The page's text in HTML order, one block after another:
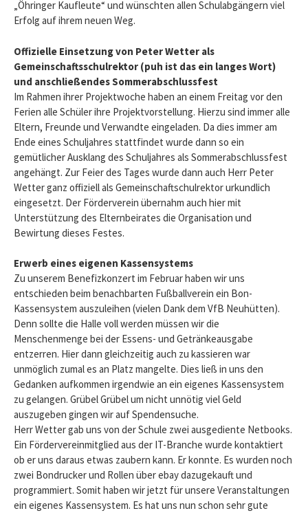
„Öhringer Kaufleute“ und wünschten allen Schulabgängern viel
Erfolg auf ihrem neuen Weg.
Offizielle Einsetzung von Peter Wetter als
Gemeinschaftsschulrektor (puh ist das ein langes Wort)
und anschließendes Sommerabschlussfest
Im Rahmen ihrer Projektwoche haben an einem Freitag vor den
Ferien alle Schüler ihre Projektvorstellung. Hierzu sind immer alle
Eltern, Freunde und Verwandte eingeladen. Da dies immer am
Ende eines Schuljahres stattfindet wurde dann so ein
gemütlicher Ausklang des Schuljahres als Sommerabschlussfest
angehängt. Zur Feier des Tages wurde dann auch Herr Peter
Wetter ganz offiziell als Gemeinschaftschulrektor urkundlich
eingesetzt. Der Förderverein übernahm auch hier mit
Unterstützung des Elternbeirates die Organisation und
Bewirtung dieses Festes.
Erwerb eines eigenen Kassensystems
Zu unserem Benefizkonzert im Februar haben wir uns
entschieden beim benachbarten Fußballverein ein Bon-
Kassensystem auszuleihen (vielen Dank dem VfB Neuhütten).
Denn sollte die Halle voll werden müssen wir die
Menschenmenge bei der Essens- und Getränkeausgabe
entzerren. Hier dann gleichzeitig auch zu kassieren war
unmöglich zumal es an Platz mangelte. Dies ließ in uns den
Gedanken aufkommen irgendwie an ein eigenes Kassensystem
zu gelangen. Grübel Grübel um nicht unnötig viel Geld
auszugeben gingen wir auf Spendensuche.
Herr Wetter gab uns von der Schule zwei ausgediente Netbooks.
Ein Fördervereinmitglied aus der IT-Branche wurde kontaktiert
ob er uns daraus etwas zaubern kann. Er konnte. Es wurden noch
zwei Bondrucker und Rollen über ebay dazugekauft und
programmiert. Somit haben wir jetzt für unsere Veranstaltungen
ein eigenes Kassensystem. Es hat uns nun schon sehr gute